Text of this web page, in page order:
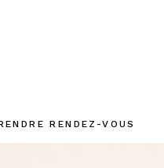
RENDEZ-VOUS